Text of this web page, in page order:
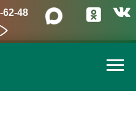
62-48